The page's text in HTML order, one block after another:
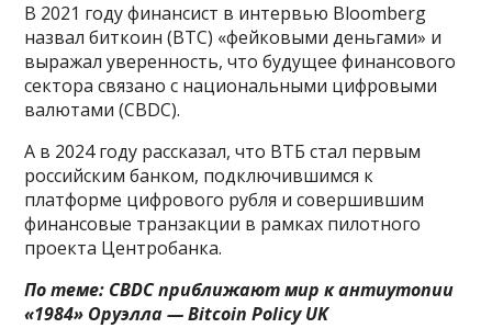
В 2021 году финансист в интервью Bloomberg
назвал биткоин (BTC) «фейковыми деньгами» и
выражал уверенность, что будущее финансового
сектора связано с национальными цифровыми
валютами (CBDC).
А в 2024 году рассказал, что ВТБ стал первым
российским банком, подключившимся к
платформе цифрового рубля и совершившим
финансовые транзакции в рамках пилотного
проекта Центробанка.
По теме: CBDC приближают мир к антиутопии
«1984» Оруэлла — Bitcoin Policy UK